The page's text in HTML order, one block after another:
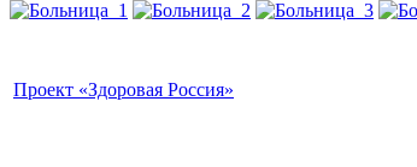
Проект «Здоровая Россия»